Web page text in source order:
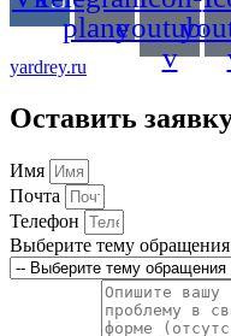
planeyoutube-
v
yardrey.ru
Оставить
Имя
Почта
Телефон
Выберите тему обращения